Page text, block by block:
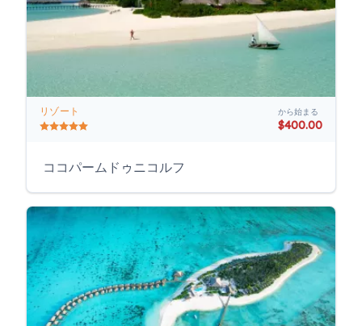
リゾート から始まる
$400.00
ココパームドゥニコルフ